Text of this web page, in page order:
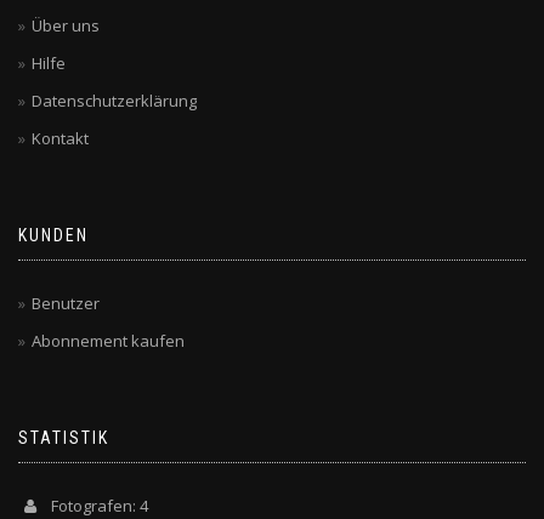
Über uns
Hilfe
Datenschutzerklärung
Kontakt
KUNDEN
Benutzer
Abonnement kaufen
STATISTIK
Fotografen: 4